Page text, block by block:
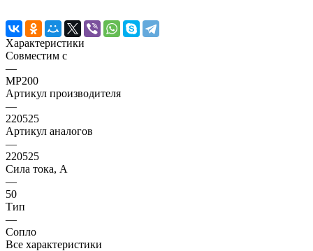
Характеристики
Совместим с
—
MP200
Артикул производителя
—
220525
Артикул аналогов
—
220525
Сила тока, А
—
50
Тип
—
Сопло
Все характеристики